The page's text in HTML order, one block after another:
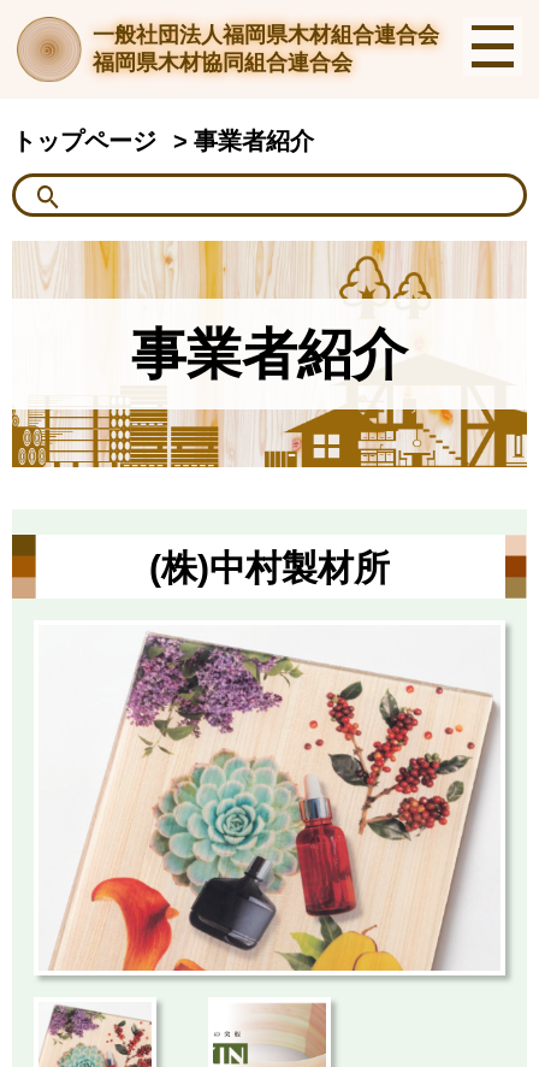
一般社団法人福岡県木材組合連合会
福岡県木材協同組合連合会
トップページ 事業者紹介
事業者紹介
(株)中村製材所